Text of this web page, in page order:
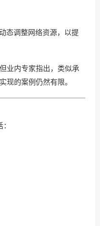
态调整网络资源，以提
业内专家指出，类似承
现的案例仍然有限。